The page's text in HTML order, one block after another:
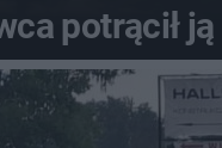
potrącił ją